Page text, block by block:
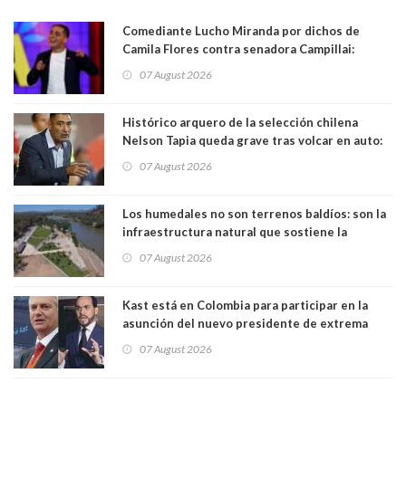
Comediante Lucho Miranda por dichos de
Camila Flores contra senadora Campillai:
forma de quitar dignidad"
07 August 2026
Histórico arquero de la selección chilena
Nelson Tapia queda grave tras volcar en auto:
07 August 2026
Los humedales no son terrenos baldíos: son la
infraestructura natural que sostiene la
07 August 2026
Kast está en Colombia para participar en la
asunción del nuevo presidente de extrema
07 August 2026